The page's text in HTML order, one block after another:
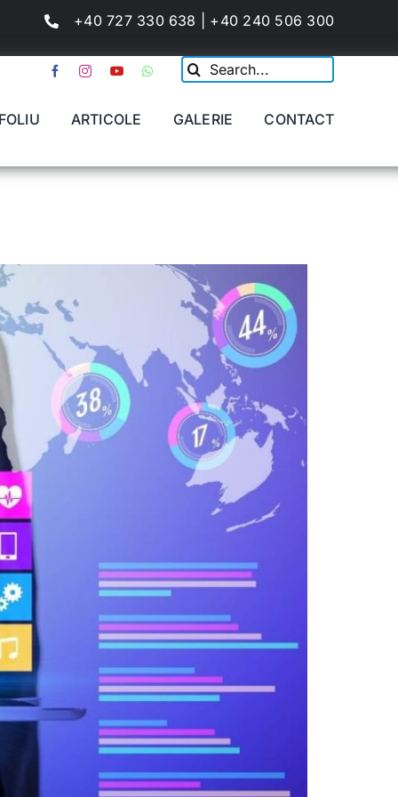
+40 727 330 638 | +40 240 506 300
Cautare...
ARTICOLE GALERIE CONTACT